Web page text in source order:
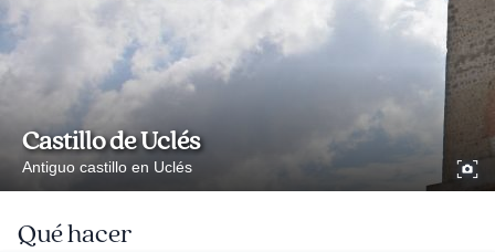
Castillo de Uclés
Antiguo castillo en Uclés
Qué hacer